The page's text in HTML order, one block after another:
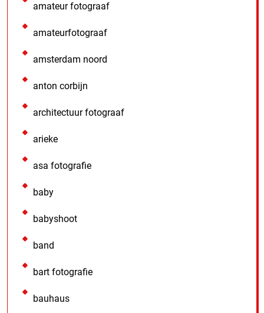
amateur fotograaf
amateurfotograaf
amsterdam noord
anton corbijn
architectuur fotograaf
arieke
asa fotografie
baby
babyshoot
band
bart fotografie
bauhaus